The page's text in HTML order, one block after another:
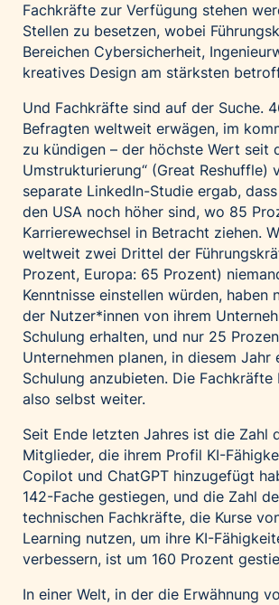
Fachkräfte zur Verfügung stehen
Stellen zu besetzen, wobei
Bereichen Cybersicherheit,
kreatives Design am stärksten
Und Fachkräfte sind auf der Suche.
Befragten weltweit erwägen, im
zu kündigen – der höchste Wert seit
Umstrukturierung“ (Great Reshuffle)
separate LinkedIn-Studie ergab,
den USA noch höher sind, wo 85
Karrierewechsel in Betracht ziehen.
weltweit zwei Drittel der
Prozent, Europa: 65 Prozent)
Kenntnisse einstellen würden, haben
der Nutzer*innen von ihrem
Schulung erhalten, und nur 25
Unternehmen planen, in diesem Jahr
Schulung anzubieten. Die Fachkräfte
also selbst weiter.
Seit Ende letzten Jahres ist die Zahl
Mitglieder, die ihrem Profil KI-
Copilot und ChatGPT hinzugefügt
142-Fache gestiegen, und die Zahl
technischen Fachkräfte, die Kurse
Learning nutzen, um ihre KI-
verbessern, ist um 160 Prozent
In einer Welt, in der die Erwähnung